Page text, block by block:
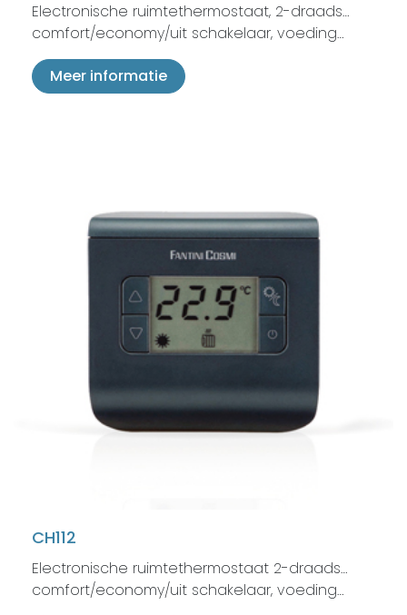
Electronische ruimtethermostaat, 2-draads…
comfort/economy/uit schakelaar, voeding…
Meer informatie
CH112
Electronische ruimtethermostaat 2-draads…
comfort/economy/uit schakelaar, voeding…